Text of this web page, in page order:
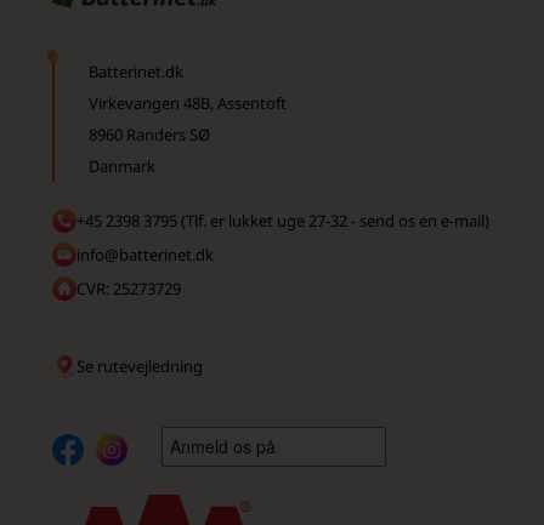
Batterinet.dk
Virkevangen 48B, Assentoft
8960 Randers SØ
Danmark
+45 2398 3795 (Tlf. er lukket uge 27-32 - send os en e-mail)
info@batterinet.dk
CVR: 25273729
Se rutevejledning